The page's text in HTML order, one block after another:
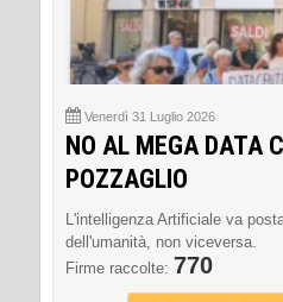
Venerdì 31 Luglio 2026
NO AL MEGA DATA
POZZAGLIO
L'intelligenza Artificiale va
dell'umanità, non viceversa.
Firme raccolte: 770